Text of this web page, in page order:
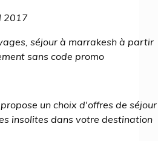
2017
séjour à marrakesh à partir
sans code promo
un choix d'offres de séjour
insolites dans votre destination